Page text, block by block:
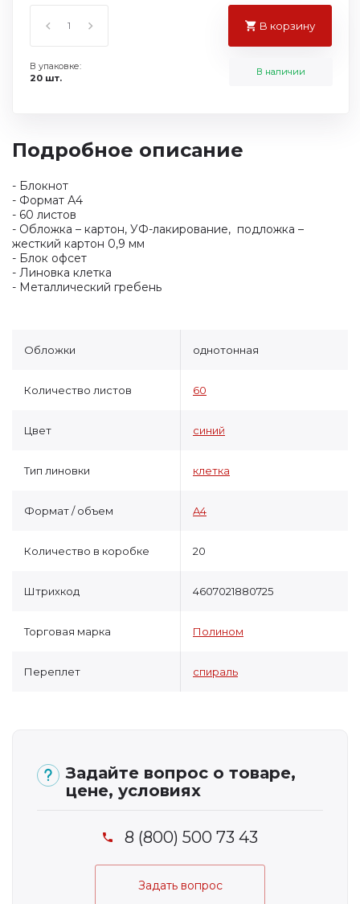
В корзину
В упаковке:
20 шт.
В наличии
Подробное описание
- Блокнот
- Формат А4
- 60 листов
- Обложка – картон, УФ-лакирование, подложка –
жесткий картон 0,9 мм
- Блок офсет
- Линовка клетка
- Металлический гребень
Обложки однотонная
Количество листов 60
Цвет синий
Тип линовки клетка
Формат / объем A4
Количество в коробке 20
Штрихкод 4607021880725
Торговая марка Полином
Переплет спираль
Задайте вопрос о товаре,
цене, условиях
8 (800) 500 73 43
Задать вопрос